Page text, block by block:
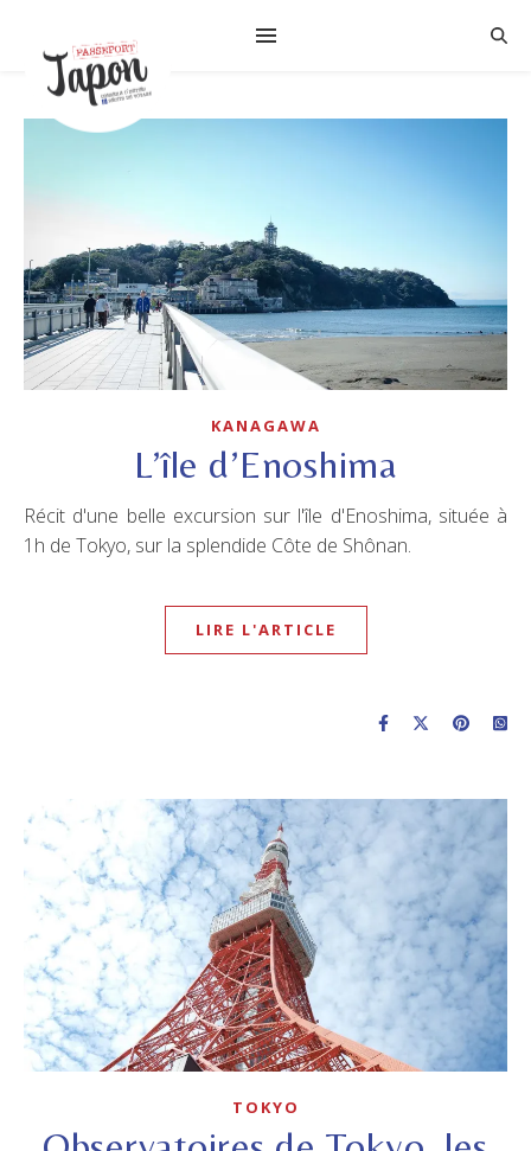
KANAGAWA
L’île d’Enoshima
Récit d'une belle excursion sur l'île d'Enoshima, située à
1h de Tokyo, sur la splendide Côte de Shônan.
LIRE L'ARTICLE
TOKYO